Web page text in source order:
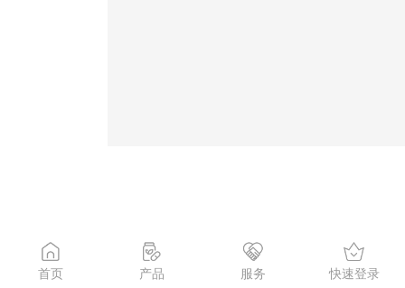
首页 产品 服务 快速登录